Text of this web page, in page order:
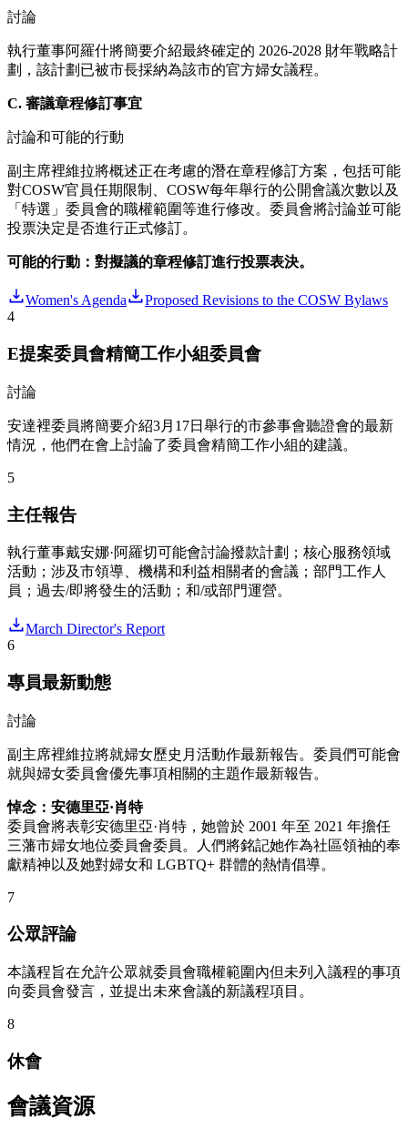
討論
執行董事阿羅什將簡要介紹最終確定的 2026-2028 財年戰略計
劃，該計劃已被市長採納為該市的官方婦女議程。
C. 審議章程修訂事宜
討論和可能的行動
副主席裡維拉將概述正在考慮的潛在章程修訂方案，包括可能
對COSW官員任期限制、COSW每年舉行的公開會議次數以及
「特選」委員會的職權範圍等進行修改。委員會將討論並可能
投票決定是否進行正式修訂。
可能的行動：對擬議的章程修訂進行投票表決。
Women's Agenda
Proposed Revisions to the COSW Bylaws
4
E提案委員會精簡工作小組委員會
討論
安達裡委員將簡要介紹3月17日舉行的市參事會聽證會的最新
情況，他們在會上討論了委員會精簡工作小組的建議。
5
主任報告
執行董事戴安娜·阿羅切可能會討論撥款計劃；核心服務領域
活動；涉及市領導、機構和利益相關者的會議；部門工作人
員；過去/即將發生的活動；和/或部門運營。
March Director's Report
6
專員最新動態
討論
副主席裡維拉將就婦女歷史月活動作最新報告。委員們可能會
就與婦女委員會優先事項相關的主題作最新報告。
悼念：安德里亞·肖特
委員會將表彰安德里亞·肖特，她曾於 2001 年至 2021 年擔任
三藩市婦女地位委員會委員。人們將銘記她作為社區領袖的奉
獻精神以及她對婦女和 LGBTQ+ 群體的熱情倡導。
7
公眾評論
本議程旨在允許公眾就委員會職權範圍內但未列入議程的事項
向委員會發言，並提出未來會議的新議程項目。
8
休會
會議資源